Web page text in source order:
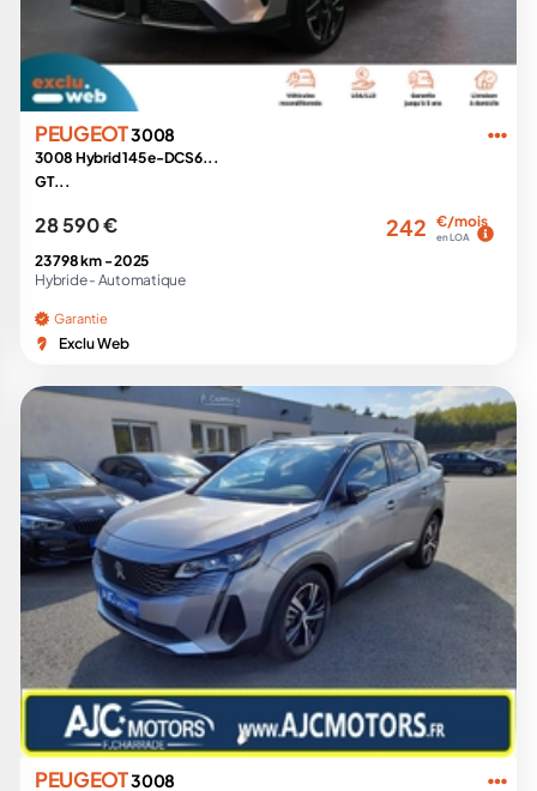
PEUGEOT3008
3008 Hybrid 145 e-DCS6...
GT...
28 590 € 242 €/mois
en LOA
23 798 km -2025
Hybride - Automatique
Garantie
Exclu Web
PEUGEOT3008